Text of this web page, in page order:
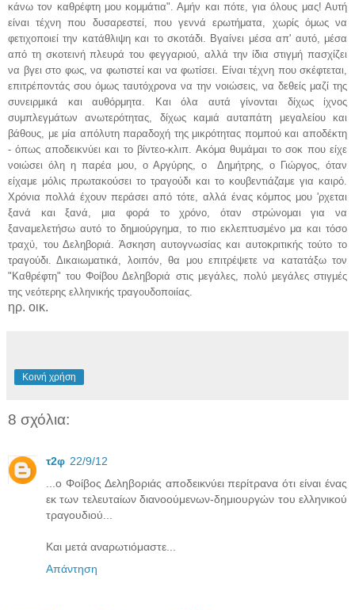
κάνω τον καθρέφτη μου κομμάτια". Αμήν και πότε, για όλους μας! Αυτή
είναι τέχνη που δυσαρεστεί, που γεννά ερωτήματα, χωρίς όμως να
φετιχοποιεί την κατάθλιψη και το σκοτάδι. Βγαίνει μέσα απ' αυτό, μέσα
από τη σκοτεινή πλευρά του φεγγαριού, αλλά την ίδια στιγμή πασχίζει
να βγει στο φως, να φωτιστεί και να φωτίσει. Είναι τέχνη που σκέφτεται,
επιτρέποντάς σου όμως ταυτόχρονα να την νοιώσεις, να δεθείς μαζί της
συνειρμικά και αυθόρμητα. Και όλα αυτά γίνονται δίχως ίχνος
συμπλεγμάτων ανωτερότητας, δίχως καμιά αυταπάτη μεγαλείου και
βάθους, με μία απόλυτη παραδοχή της μικρότητας πομπού και αποδέκτη
- όπως αποδεικνύει και το βίντεο-κλιπ. Ακόμα θυμάμαι το σοκ που είχε
νοιώσει όλη η παρέα μου, ο Αργύρης, ο Δημήτρης, ο Γιώργος, όταν
είχαμε μόλις πρωτακούσει το τραγούδι και το κουβεντιάζαμε για καιρό.
Χρόνια πολλά έχουν περάσει από τότε, αλλά ένας κόμπος μου 'ρχεται
ξανά και ξανά, μια φορά το χρόνο, όταν στρώνομαι για να
ξαναμελετήσω αυτό το δημιούργημα, το πιο εκλεπτυσμένο μα και τόσο
τραχύ, του Δεληβοριά. Άσκηση αυτογνωσίας και αυτοκριτικής τούτο το
τραγούδι. Δικαιωματικά, λοιπόν, θα μου επιτρέψετε να κατατάξω τον
"Καθρέφτη" του Φοίβου Δεληβοριά στις μεγάλες, πολύ μεγάλες στιγμές
της νεότερης ελληνικής τραγουδοποιίας.
ηρ. οικ.
Κοινή χρήση
8 σχόλια:
τ2φ 22/9/12
...ο Φοίβος Δεληβοριάς αποδεικνύει περίτρανα ότι είναι ένας
εκ των τελευταίων διανοούμενων-δημιουργών του ελληνικού
τραγουδιού...
Και μετά αναρωτιόμαστε...
Απάντηση